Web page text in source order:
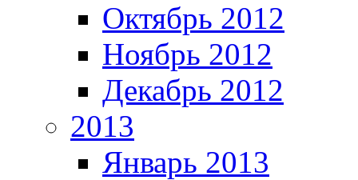
Октябрь 2012
Ноябрь 2012
Декабрь 2012
2013
Январь 2013